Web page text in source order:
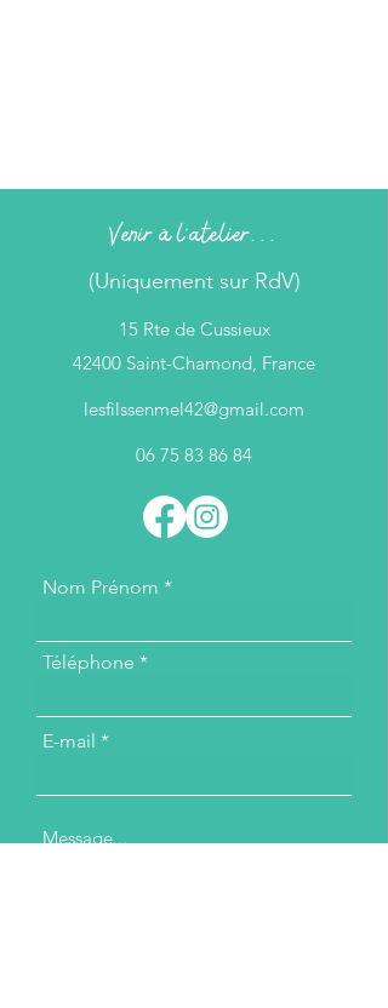
Venir à l'atelier...
(Uniquement sur RdV)
15 Rte de Cussieux
42400 Saint-Chamond, France
lesfilssenmel42@gmail.com
06 75 83 86 84
Nom Prénom
Téléphone
E-mail
Message...